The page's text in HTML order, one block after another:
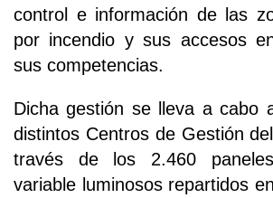
control e información de las
por incendio y sus accesos
sus competencias.
Dicha gestión se lleva a cabo
distintos Centros de Gestión
través de los 2.460
variable luminosos repartidos